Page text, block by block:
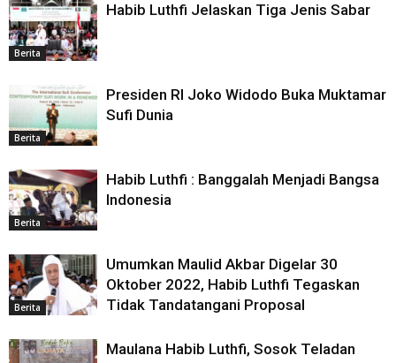
Berita
Habib Luthfi Jelaskan Tiga Jenis Sabar
Berita
Presiden RI Joko Widodo Buka Muktamar
Sufi Dunia
Berita
Habib Luthfi : Banggalah Menjadi Bangsa
Indonesia
Berita
Umumkan Maulid Akbar Digelar 30
Oktober 2022, Habib Luthfi Tegaskan
Tidak Tandatangani Proposal
Maulana Habib Luthfi, Sosok Teladan